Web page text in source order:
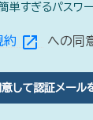
すぎるパスワー
約 open_in_new への同
して認証メール